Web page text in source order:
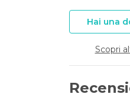
Hai una
Scopri